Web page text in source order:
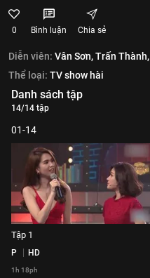
0 Bình luận Chia sẻ
Diễn viên: Vân Sơn,Trấn Thành,
Thể loại: TV show hài
Danh sách tập
14/14 tập
01-14
Tập 1
P HD
1h 18ph